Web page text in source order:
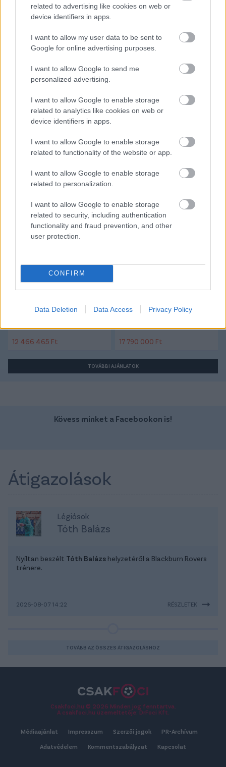
related to advertising like cookies on web or
device identifiers in apps.
I want to allow my user data to be sent to
Google for online advertising purposes.
I want to allow Google to send me
personalized advertising.
I want to allow Google to enable storage
related to analytics like cookies on web or
device identifiers in apps.
I want to allow Google to enable storage
related to functionality of the website or app.
I want to allow Google to enable storage
related to personalization.
I want to allow Google to enable storage
related to security, including authentication
functionality and fraud prevention, and other
user protection.
CONFIRM
Data Deletion Data Access Privacy Policy
Itt állíthatod be, hogy a Csakfoci az elsők
között legyen a Google-találatokban
Tetszett a cikk? Megosztanád?
Link másolása Email küldés
#OLDALHÁLÓ - CSAKFOCI
#KTE #BULVÁR #TÓTH BARNA
#PRICE
MÁRTON
Geely Starray Em-i
12 466 465 Ft
Szín: Fehér
17 790 000 Ft
TOVÁBBI AJÁNLATOK
Kövess minket a Facebookon is!
Átigazolások
Légiósok
Tóth Balázs
Nyíltan beszélt Tóth Balázs helyzetéről a Blackburn Rovers
trénere.
2026-08-07 14:22 RÉSZLETEK
TOVÁBB AZ ÖSSZES ÁTIGAZOLÁSHOZ
Csakfoci.hu © 2026 Minden jog fenntartva.
A csakfoci.hu üzemeltetője: DrFoci Kft.
Médiaajánlat Impresszum Szerzői jogok PR-Archívum
Adatvédelem Kommentszabályzat Kapcsolat